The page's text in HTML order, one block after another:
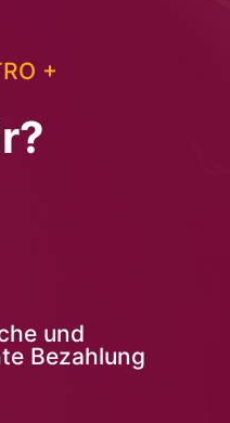
+
und
Bezahlung